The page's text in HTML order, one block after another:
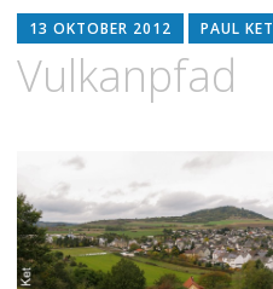
13 OKTOBER 2012 PAUL KET
Vulkanpfad